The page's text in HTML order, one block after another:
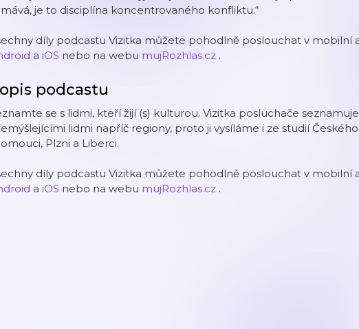
je to disciplína koncentrovaného konfliktu.“
díly podcastu Vizitka můžete pohodlně poslouchat v mobilní
a iOS nebo na webu mujRozhlas.cz .
podcastu
se s lidmi, kteří žijí (s) kulturou. Vizitka posluchače
lidmi napříč regiony, proto ji vysíláme i ze studií
Plzni a Liberci.
díly podcastu Vizitka můžete pohodlně poslouchat v mobilní
a iOS nebo na webu mujRozhlas.cz .